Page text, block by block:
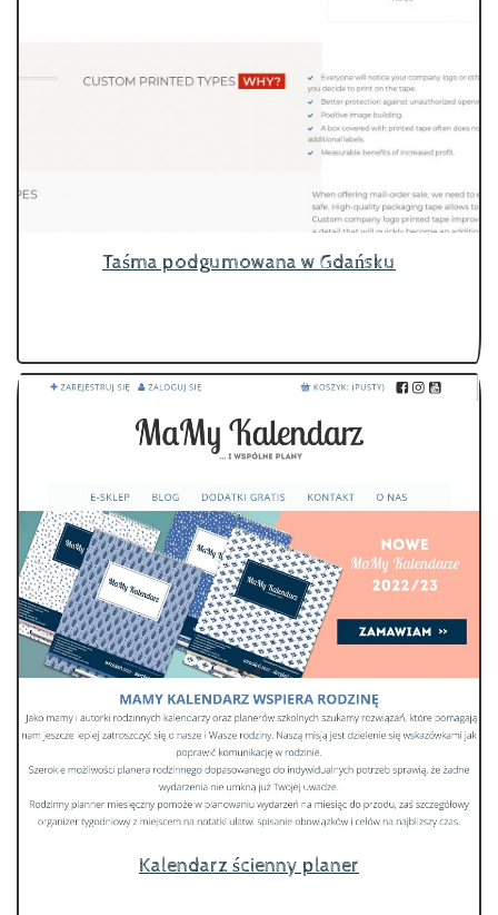
Taśma podgumowana w Gdańsku
Kalendarz ścienny planer